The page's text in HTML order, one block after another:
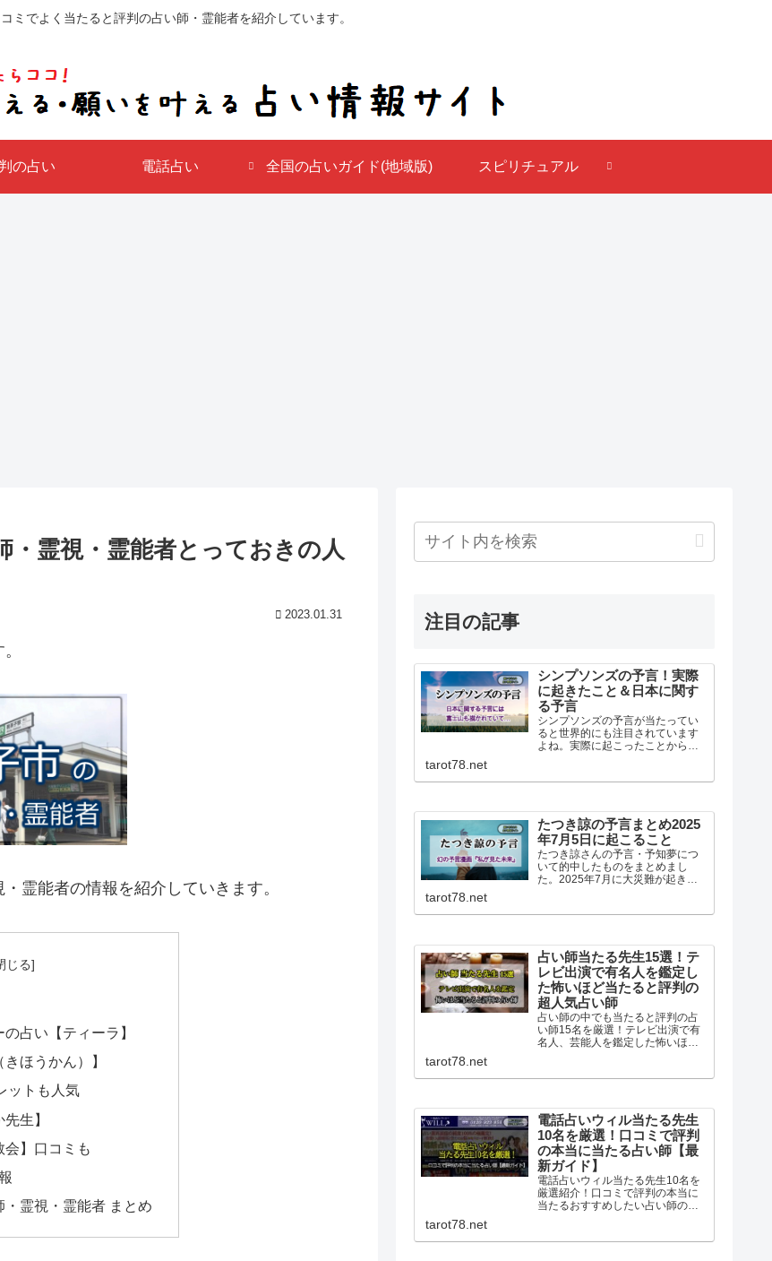
ミでよく当たると評判の占い師・霊能者を紹介しています。
の占い 電話占い 全国の占いガイド(地域版) スピリチュアル
霊視・霊能者とっておきの人
2023.01.31
霊能者の情報を紹介していきます。
占い【ティーラ】
ほうかん）】
ットも人気
生】
】口コミも
霊視・霊能者 まとめ
注目の記事
シンプソンズの予言！実際
に起きたこと＆日本に関す
る予言
シンプソンズの予言が当たってい
ると世界的にも注目されています
よね。実際に起こったことから日
tarot78.net
たつき諒の予言まとめ2025
年7月5日に起こること
たつき諒さんの予言・予知夢につ
いて的中したものをまとめまし
た。2025年7月に大災難が起きる
す。
tarot78.net
占い師当たる先生15選！テ
レビ出演で有名人を鑑定し
た怖いほど当たると評判の
超人気占い師
占い師の中でも当たると評判の占
い師15名を厳選！テレビ出演で有
名人、芸能人を鑑定した怖いほど
議、ダウンタウンDX、すっきりな
挙紹介です！
tarot78.net
電話占いウィル当たる先生
10名を厳選！口コミで評判
の本当に当たる占い師【最
新ガイド】
電話占いウィル当たる先生10名を
厳選紹介！口コミで評判の本当に
当たるおすすめしたい占い師の最
人に向いているのか、良い口コミ
tarot78.net